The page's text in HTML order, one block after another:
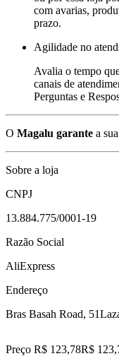
com avarias,
prazo.
Agilidade no
Avalia o tempo
canais de
Perguntas e
O Magalu garante a
Sobre a loja
CNPJ
13.884.775/0001-19
Razão Social
AliExpress
Endereço
Bras Basah Road, 51
Preço R$ 123,78R$ 123,